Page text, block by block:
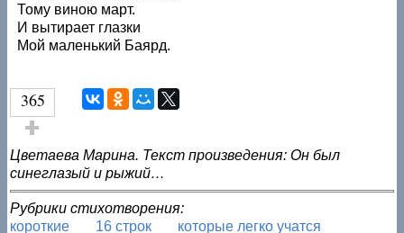
Тому виною март.
И вытирает глазки
Мой маленький Баярд.
365
Голос за!
Цветаева Марина. Текст произведения: Он был
синеглазый и рыжий…
Рубрики стихотворения:
короткие
16 строк которые легко учатся